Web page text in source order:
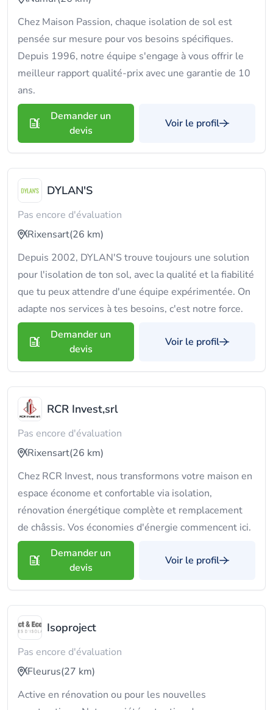
Chez Maison Passion, chaque isolation de sol est
pensée sur mesure pour vos besoins spécifiques.
Depuis 1996, notre équipe s'engage à vous offrir le
meilleur rapport qualité-prix avec une garantie de 10
ans.
Demander un
devis
Voir le profil
DYLAN'S
Pas encore d'évaluation
Rixensart(26 km)
Depuis 2002, DYLAN'S trouve toujours une solution
pour l'isolation de ton sol, avec la qualité et la fiabilité
que tu peux attendre d'une équipe expérimentée. On
adapte nos services à tes besoins, c'est notre force.
Demander un
devis
Voir le profil
RCR Invest,srl
Pas encore d'évaluation
Rixensart(26 km)
Chez RCR Invest, nous transformons votre maison en
espace économe et confortable via isolation,
rénovation énergétique complète et remplacement
de châssis. Vos économies d'énergie commencent ici.
Demander un
devis
Voir le profil
Isoproject
Pas encore d'évaluation
Fleurus(27 km)
Active en rénovation ou pour les nouvelles